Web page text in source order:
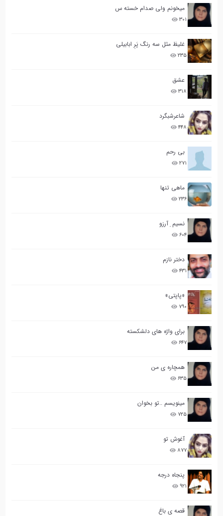
میخونم ولی صدام خسته س
۳۰۱
غلیظ مثل سه رنگ پَرِ ابابیلی
۲۳۵
عشق
۳۱۸
شاعرشبگرد
۴۴۸
بی رحم
۲۷۱
ماهی تنها
۲۳۶
نسیم ِ آرزو
۶۰۴
دختر نازم
۴۳۱
«پاپتی»
۷۹۰
برای واژه های دلشکسته
۶۴۷
همچاره ی من
۶۳۵
مینویسم ..تو بخوان
۷۲۵
آغوش تو
۸۷۷
پنجاه درجه
۹۲۱
قصه ی باغ